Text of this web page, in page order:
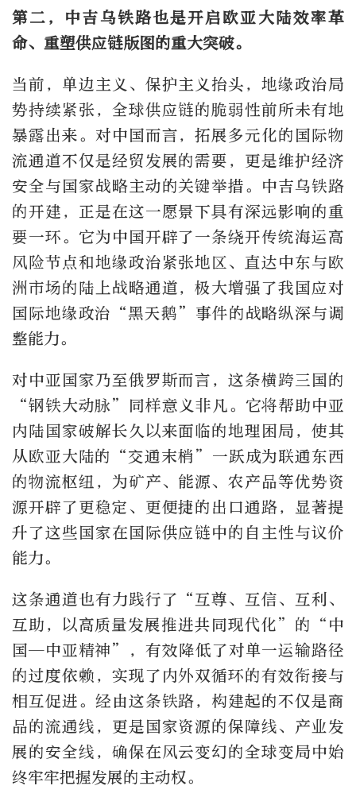
第二，中吉乌铁路也是开启欧亚大陆效率革
命、重塑供应链版图的重大突破。
当前，单边主义、保护主义抬头，地缘政治局
势持续紧张，全球供应链的脆弱性前所未有地
暴露出来。对中国而言，拓展多元化的国际物
流通道不仅是经贸发展的需要，更是维护经济
安全与国家战略主动的关键举措。中吉乌铁路
的开建，正是在这一愿景下具有深远影响的重
要一环。它为中国开辟了一条绕开传统海运高
风险节点和地缘政治紧张地区、直达中东与欧
洲市场的陆上战略通道，极大增强了我国应对
国际地缘政治“黑天鹅”事件的战略纵深与调
整能力。
对中亚国家乃至俄罗斯而言，这条横跨三国的
“钢铁大动脉”同样意义非凡。它将帮助中亚
内陆国家破解长久以来面临的地理困局，使其
从欧亚大陆的“交通末梢”一跃成为联通东西
的物流枢纽，为矿产、能源、农产品等优势资
源开辟了更稳定、更便捷的出口通路，显著提
升了这些国家在国际供应链中的自主性与议价
能力。
这条通道也有力践行了“互尊、互信、互利、
互助，以高质量发展推进共同现代化”的“中
国—中亚精神”，有效降低了对单一运输路径
的过度依赖，实现了内外双循环的有效衔接与
相互促进。经由这条铁路，构建起的不仅是商
品的流通线，更是国家资源的保障线、产业发
展的安全线，确保在风云变幻的全球变局中始
终牢牢把握发展的主动权。